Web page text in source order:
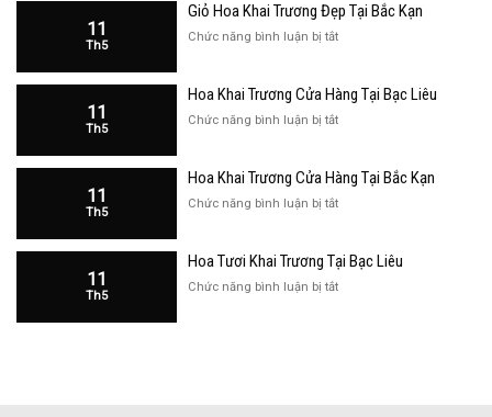
Khai
Liêu
11
Th5
Giỏ Hoa Khai Trương Đẹp Tại Bắc Kạn
Chức năng bình luận bị tắtở
Khai
Kạn
11
Th5
Hoa Khai Trương Cửa Hàng Tại Bạc Liêu
Chức năng bình luận bị tắtở
Trương
Liêu
11
Th5
Hoa Khai Trương Cửa Hàng Tại Bắc Kạn
Chức năng bình luận bị tắtở
Trương
11
Th5
Hoa Tươi Khai Trương Tại Bạc Liêu
Chức năng bình luận bị tắtở